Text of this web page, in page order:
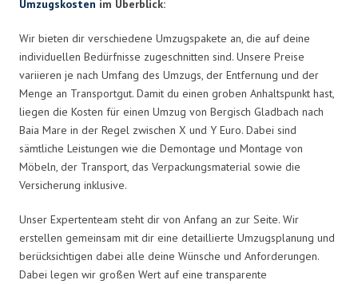
Umzugskosten im Überblick:
Wir bieten dir verschiedene Umzugspakete an, die auf deine
individuellen Bedürfnisse zugeschnitten sind. Unsere Preise
variieren je nach Umfang des Umzugs, der Entfernung und der
Menge an Transportgut. Damit du einen groben Anhaltspunkt hast,
liegen die Kosten für einen Umzug von Bergisch Gladbach nach
Baia Mare in der Regel zwischen X und Y Euro. Dabei sind
sämtliche Leistungen wie die Demontage und Montage von
Möbeln, der Transport, das Verpackungsmaterial sowie die
Versicherung inklusive.
Unser Expertenteam steht dir von Anfang an zur Seite. Wir
erstellen gemeinsam mit dir eine detaillierte Umzugsplanung und
berücksichtigen dabei alle deine Wünsche und Anforderungen.
Dabei legen wir großen Wert auf eine transparente